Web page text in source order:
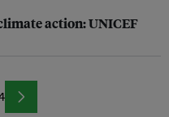
action: UNICEF